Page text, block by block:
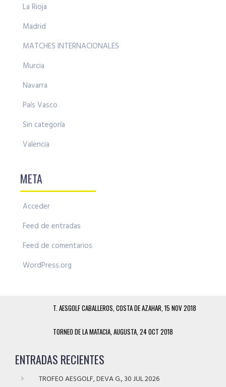
La Rioja
Madrid
MATCHES INTERNACIONALES
Murcia
Navarra
País Vasco
Sin categoría
Valencia
META
Acceder
Feed de entradas
Feed de comentarios
WordPress.org
T. AESGOLF CABALLEROS, COSTA DE AZAHAR, 15 NOV 2018
TORNEO DE LA MATACIA, AUGUSTA, 24 OCT 2018
ENTRADAS RECIENTES
TROFEO AESGOLF, DEVA G., 30 JUL 2026